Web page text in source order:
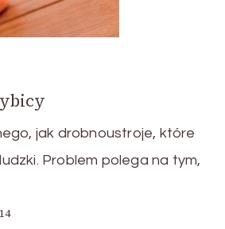
jak drobnoustroje, które
Problem polega na tym,